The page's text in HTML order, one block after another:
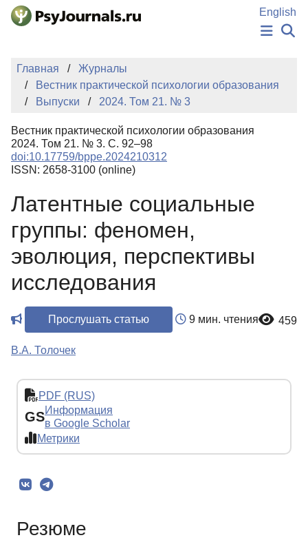
Перейти к основному содержанию
English
НОВОСТИ
ИЗДАНИЯ
АВТОРЫ
БАЗА ЗНАНИЙ
КЛЮЧЕВЫЕ СЛОВА
Регистрация
Главная
Журналы
Вестник практической психологии образования
Выпуски
2024. Том 21. № 3
Вестник практической психологии образования
2024. Том 21. № 3. С. 92–98
doi:10.17759/bppe.2024210312
ISSN: 2658-3100 (online)
Латентные социальные
группы: феномен,
эволюция, перспективы
исследования
Прослушать статью 9 мин. чтения 459
В.А. Толочек
PDF (RUS)
GSИнформация
в Google Scholar
Метрики
Резюме